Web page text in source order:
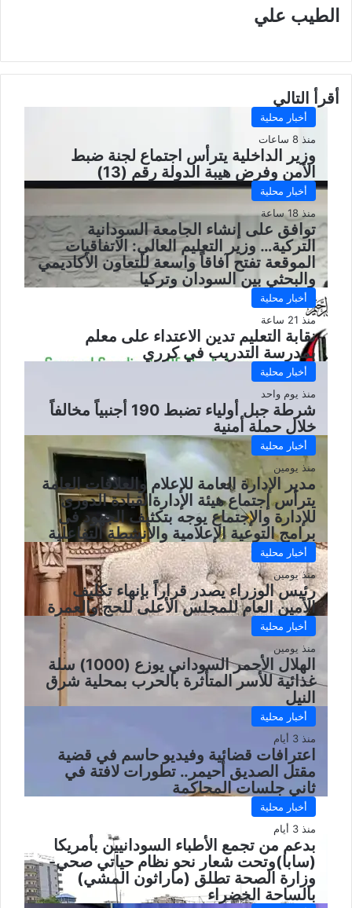
الطيب علي
أقرأ التالي
أخبار محلية
منذ 8 ساعات
وزير الداخلية يترأس اجتماع لجنة ضبط
الأمن وفرض هيبة الدولة رقم (13)
أخبار محلية
منذ 18 ساعة
توافق على إنشاء الجامعة السودانية
التركية… وزير التعليم العالي: الاتفاقيات
الموقعة تفتح آفاقاً واسعة للتعاون الأكاديمي
والبحثي بين السودان وتركيا
أخبار محلية
منذ 21 ساعة
نقابة التعليم تدين الاعتداء على معلم
بمدرسة التدريب في كرري
أخبار محلية
منذ يوم واحد
شرطة جبل أولياء تضبط 190 أجنبياً مخالفاً
خلال حملة أمنية
أخبار محلية
منذ يومين
مدير الإدارة العامة للإعلام والعلاقات العامة
يترأس إجتماع هيئة الإدارةالقيادة الدورى
للإدارة والإجتماع يوجه بتكثيف الجهود فى
برامج التوعية الإعلامية والأنشطة التفاعلية
أخبار محلية
منذ يومين
رئيس الوزراء يصدر قراراً بإنهاء تكليف
الأمين العام للمجلس الأعلى للحج والعمرة
أخبار محلية
منذ يومين
الهلال الأحمر السوداني يوزع (1000) سلة
غذائية للأسر المتأثرة بالحرب بمحلية شرق
النيل
أخبار محلية
منذ 3 أيام
اعترافات قضائية وفيديو حاسم في قضية
مقتل الصديق أحيمر.. تطورات لافتة في
ثاني جلسات المحاكمة
أخبار محلية
منذ 3 أيام
بدعم من تجمع الأطباء السودانيين بأمريكا
(سابا)وتحت شعار نحو نظام حياتي صحي-
وزارة الصحة تطلق (ماراثون المشي)
بالساحة الخضراء